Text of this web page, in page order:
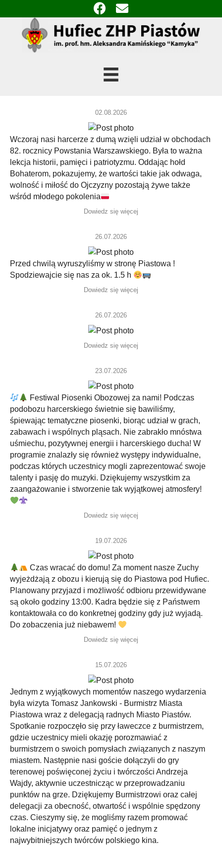
02.08.2026
Wczoraj nasi harcerze z dumą wzięli udział w obchodach
82. rocznicy Powstania Warszawskiego. Była to ważna
lekcja historii, pamięci i patriotyzmu. Oddając hołd
Bohaterom, pokazujemy, że wartości takie jak odwaga,
wolność i miłość do Ojczyzny pozostają żywe także
wśród młodego pokolenia
Dowiedz się więcej
26.07.2026
Przed chwilą wyruszyliśmy w stronę Piastowa !
Spodziewajcie się nas za ok. 1.5 h
Dowiedz się więcej
26.07.2026
Dowiedz się więcej
23.07.2026
Festiwal Piosenki Obozowej za nami! Podczas
podobozu harcerskiego świetnie się bawiliśmy,
śpiewając tematyczne piosenki, biorąc udział w grach,
zabawach i wspólnych pląsach. Nie zabrakło mnóstwa
uśmiechu, pozytywnej energii i harcerskiego ducha! W
programie znalazły się również występy indywidualne,
podczas których uczestnicy mogli zaprezentować swoje
talenty i pasję do muzyki. Dziękujemy wszystkim za
zaangażowanie i stworzenie tak wyjątkowej atmosfery!
Dowiedz się więcej
19.07.2026
Czas wracać do domu! Za moment nasze Zuchy
wyjeżdżają z obozu i kierują się do Piastowa pod Hufiec.
Planowany przyjazd i możliwość odbioru przewidywane
są około godziny 13:00. Kadra będzie się z Państwem
kontaktowała co do konkretnej godziny gdy już wyjadą.
Do zobaczenia już niebawem!
Dowiedz się więcej
15.07.2026
Jednym z wyjątkowych momentów naszego wydarzenia
była wizyta Tomasz Jankowski - Burmistrz Miasta
Piastowa wraz z delegacją radnych Miasto Piastów.
Spotkanie rozpoczęło się przy ławeczce z burmistrzem,
gdzie uczestnicy mieli okazję porozmawiać z
burmistrzem o swoich pomysłach związanych z naszym
miastem. Następnie nasi goście dołączyli do gry
terenowej poświęconej życiu i twórczości Andrzeja
Wajdy, aktywnie uczestnicząc w przeprowadzaniu
punktów na grze. Dziękujemy Burmistrzowi oraz całej
delegacji za obecność, otwartość i wspólnie spędzony
czas. Cieszymy się, że mogliśmy razem promować
lokalne inicjatywy oraz pamięć o jednym z
najwybitniejszych twórców polskiego kina.